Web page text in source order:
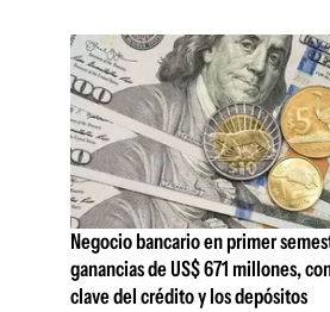
Negocio bancario en primer
ganancias de US$ 671 millones,
clave del crédito y los depósitos